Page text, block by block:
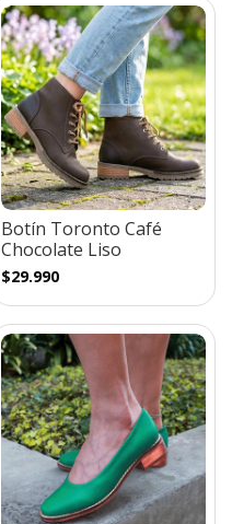
Botín Toronto Café
Chocolate Liso
$29.990